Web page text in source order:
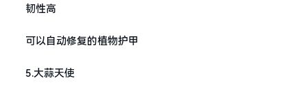
韧性高
可以自动修复的植物护甲
5.大蒜天使